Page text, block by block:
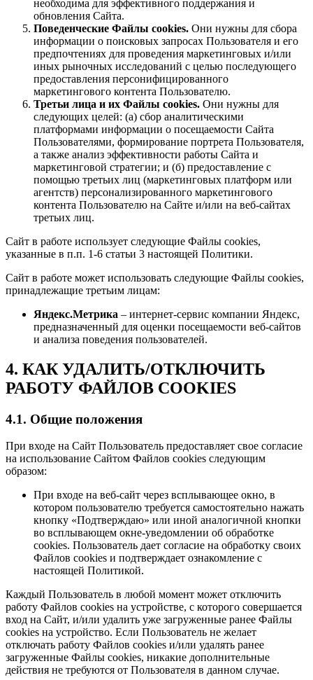
необходима для эффективного поддержания и
обновления Сайта.
Поведенческие Файлы cookies. Они нужны для сбора
информации о поисковых запросах Пользователя и его
предпочтениях для проведения маркетинговых и/или
иных рыночных исследований с целью последующего
предоставления персонифицированного
маркетингового контента Пользователю.
Третьи лица и их Файлы cookies. Они нужны для
следующих целей: (а) сбор аналитическими
платформами информации о посещаемости Сайта
Пользователями, формирование портрета Пользователя,
а также анализ эффективности работы Сайта и
маркетинговой стратегии; и (б) предоставление с
помощью третьих лиц (маркетинговых платформ или
агентств) персонализированного маркетингового
контента Пользователю на Сайте и/или на веб-сайтах
третьих лиц.
Сайт в работе использует следующие Файлы cookies,
указанные в п.п. 1-6 статьи 3 настоящей Политики.
Сайт в работе может использовать следующие Файлы cookies,
принадлежащие третьим лицам:
Яндекс.Метрика – интернет-сервис компании Яндекс,
предназначенный для оценки посещаемости веб-сайтов
и анализа поведения пользователей.
4. КАК УДАЛИТЬ/ОТКЛЮЧИТЬ
РАБОТУ ФАЙЛОВ COOKIES
4.1. Общие положения
При входе на Сайт Пользователь предоставляет свое согласие
на использование Сайтом Файлов cookies следующим
образом:
При входе на веб-сайт через всплывающее окно, в
котором пользователю требуется самостоятельно нажать
кнопку «Подтверждаю» или иной аналогичной кнопки
во всплывающем окне-уведомлении об обработке
cookies. Пользователь дает согласие на обработку своих
Файлов cookies и подтверждает ознакомление с
настоящей Политикой.
Каждый Пользователь в любой момент может отключить
работу Файлов cookies на устройстве, с которого совершается
вход на Сайт, и/или удалить уже загруженные ранее Файлы
cookies на устройство. Если Пользователь не желает
отключать работу Файлов cookies и/или удалять ранее
загруженные Файлы cookies, никакие дополнительные
действия не требуются от Пользователя в данном случае.